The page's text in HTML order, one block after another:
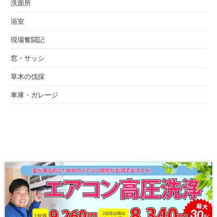
洗面所
浴室
現場奮闘記
窓・サッシ
草木の伐採
車庫・ガレージ